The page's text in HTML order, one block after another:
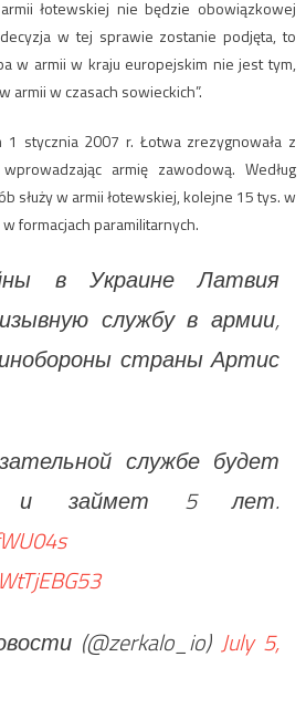
łotewskiej nie będzie obowiązkowej
w tej sprawie zostanie podjęta, to
w armii w kraju europejskim nie jest tym,
armii w czasach sowieckich”.
1 stycznia 2007 r. Łotwa zrezygnowała z
armię zawodową. Według
służy w armii łotewskiej, kolejne 15 tys. w
formacjach paramilitarnych.
в Украине Латвия
службу в армии,
страны Артис
службе будет
и займет 5 лет.
(@zerkalo_io) July 5,